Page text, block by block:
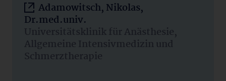
Adamowitsch, Nikolas,
Dr.med.univ.
Universitätsklinik für Anästhesie,
Allgemeine Intensivmedizin und
Schmerztherapie